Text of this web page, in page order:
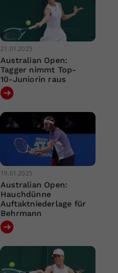
21.01.2025
Australian Open:
Tagger nimmt Top-
10-Juniorin raus
19.01.2025
Australian Open:
Hauchdünne
Auftaktniederlage für
Behrmann